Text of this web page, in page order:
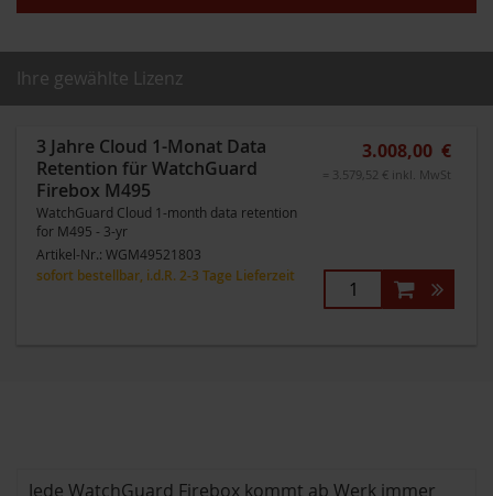
Ihre gewählte Lizenz
3 Jahre Cloud 1-Monat Data
Retention für WatchGuard
Firebox M495
WatchGuard Cloud 1-month data retention
for M495 - 3-yr
Artikel-Nr.: WGM49521803
sofort bestellbar, i.d.R. 2-3 Tage Lieferzeit
3.008,00 €
= 3.579,52 € inkl. MwSt
Jede WatchGuard Firebox kommt ab Werk immer